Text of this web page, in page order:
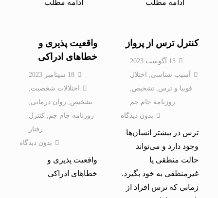
ادامه مطلب ادامه مطلب
كنترل ترس از پرواز
13 آگوست 2023
آسیب شناسی,اختلال
فوبيا و ترس, تشخیص,
روزنامه جام جم
بدون دیدگاه
ترس در بیشتر انسان‌ها
وجود دارد و می‌تواند
حالت منطقی یا
غیرمنطقی به خود بگیرد.
زمانی كه ترس افراد از
واقعیت پذیری و
خطاهای ادراکی
18 سپتامبر 2023
اختلالات شخصيت,
تشخیص,روان درمانی,
روزنامه جام جم,کنترل
رفتار
بدون دیدگاه
واقعیت پذیری و
خطاهای ادراکی